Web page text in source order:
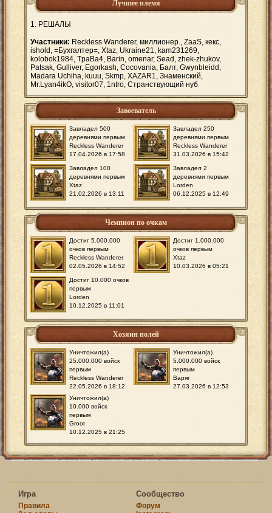
Лучшее племя
РЕШАЛЫ
Участники: Reckless Wanderer, миллионер., ZaaS, кекс,
ishold, =Бухгалтер=, Xtaz, Ukraine21, kam231269,
kolobok1984, TpaBa4, Barin, omenar, Sead, zhek-zhukov,
Patsak, Gulliver, Egorkash, Cocovania, Балт, Gwynbleidd,
Madara Uchiha, kuuu, Skmp, XAZAR1, Знаменский,
Mr.Lyan4ikO, visitor07, 1ntro, Странствующий нуб
Завоеватель
Завладел 500
деревнями первым
Reckless Wanderer
17.04.2026 в 17:58
Завладел 250
деревнями первым
Reckless Wanderer
31.03.2026 в 15:42
Завладел 100
деревнями первым
Xtaz
21.02.2026 в 13:11
Завладел 2
деревнями первым
Lorden
06.12.2025 в 12:49
Чемпион по очкам
Достиг 5.000.000
очков первым
Reckless Wanderer
02.05.2026 в 14:52
Достиг 1.000.000
очков первым
Xtaz
10.03.2026 в 05:21
Достиг 10.000 очков
первым
Lorden
10.12.2025 в 11:01
Хозяин полей
Уничтожил(а)
25.000.000 войск
первым
Reckless Wanderer
22.05.2026 в 18:12
Уничтожил(а)
5.000.000 войск
первым
Варяг
27.03.2026 в 12:53
Уничтожил(а)
10.000 войск
первым
Groot
10.12.2025 в 21:25
Игра
Правила
Сообщество
Форум